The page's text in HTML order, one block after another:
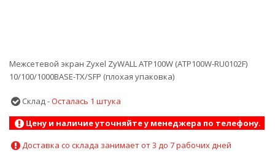
Межсетевой экран Zyxel ZyWALL ATP100W (ATP100W-RU0102F)
10/100/1000BASE-TX/SFP (плохая упаковка)
Склад -Осталась 1 штука
Цену и наличие уточняйте у менеджера по телефону.
Доставка со склада занимает от 3 до 7 рабочих дней